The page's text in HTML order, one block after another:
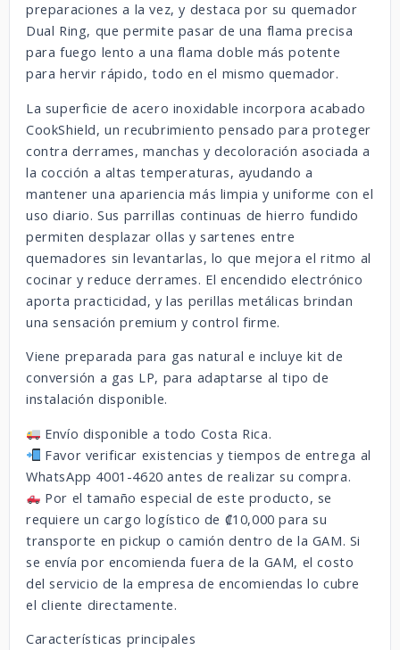
preparaciones a la vez, y destaca por su quemador
Dual Ring, que permite pasar de una flama precisa
para fuego lento a una flama doble más potente
para hervir rápido, todo en el mismo quemador.
La superficie de acero inoxidable incorpora acabado
CookShield, un recubrimiento pensado para proteger
contra derrames, manchas y decoloración asociada a
la cocción a altas temperaturas, ayudando a
mantener una apariencia más limpia y uniforme con el
uso diario. Sus parrillas continuas de hierro fundido
permiten desplazar ollas y sartenes entre
quemadores sin levantarlas, lo que mejora el ritmo al
cocinar y reduce derrames. El encendido electrónico
aporta practicidad, y las perillas metálicas brindan
una sensación premium y control firme.
Viene preparada para gas natural e incluye kit de
conversión a gas LP, para adaptarse al tipo de
instalación disponible.
Envío disponible a todo Costa Rica.
Favor verificar existencias y tiempos de entrega al
WhatsApp 4001-4620 antes de realizar su compra.
Por el tamaño especial de este producto, se
requiere un cargo logístico de ₡10,000 para su
transporte en pickup o camión dentro de la GAM. Si
se envía por encomienda fuera de la GAM, el costo
del servicio de la empresa de encomiendas lo cubre
el cliente directamente.
Características principales